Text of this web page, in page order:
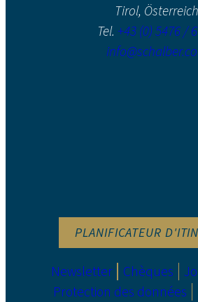
Tirol, Österreich
Tel. +43 (0) 5476 /
PLANIFICATEUR
Newsletter Chèques
Protection des données